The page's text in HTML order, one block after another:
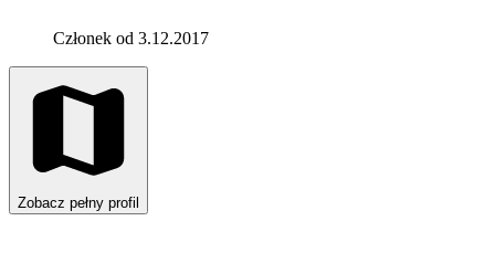
Członek od 3.12.2017
Zobacz pełny profil